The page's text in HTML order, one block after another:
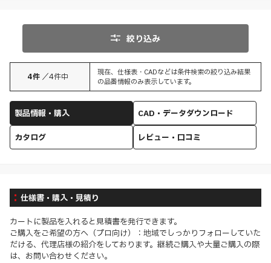
絞り込み
4件 ／4件中
現在、仕様表・CADなどは条件検索の絞り込み結果
の品番情報のみ表示しています。
製品情報・購入
CAD・データダウンロード
カタログ
レビュー・口コミ
仕様書・購入・見積り
カートに製品を入れると見積書を発行できます。
ご購入をご希望の方へ（プロ向け）：地域でしっかりフォローしていた
だける、代理店様の紹介をしております。継続ご購入や大量ご購入の際
は、お問い合わせください。